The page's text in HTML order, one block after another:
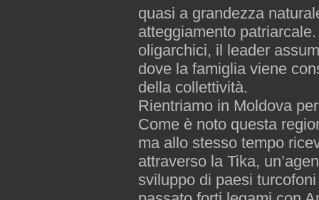
quasi a grandezza
atteggiamento
oligarchici, il leader
dove la famiglia viene
della collettività.
Rientriamo in Moldova
Come è noto questa
ma allo stesso tempo
attraverso la Tika,
sviluppo di paesi